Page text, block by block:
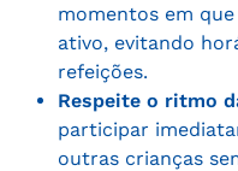
momentos em
ativo, evitando
refeições.
Respeite o ritmo
participar
outras crianças